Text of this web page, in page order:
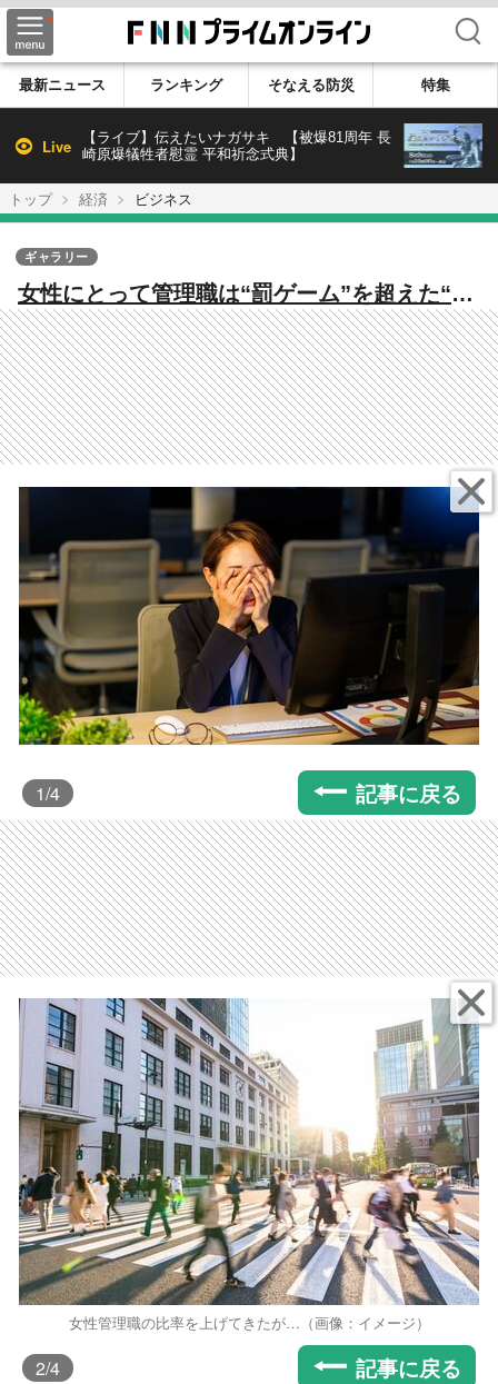
検索
最新ニュース ランキング そなえる防災 特集
Live
【ライブ】伝えたいナガサキ 【被爆81周年 長
崎原爆犠牲者慰霊 平和祈念式典】
トップ 経済 ビジネス
女性にとって管理職は“罰ゲーム”を超えた“無
理ゲー”。管理職を「覚悟」する男性のなり手
も減ってきたら女性にそれを求めるのか
ギャラリー
1/4 記事に戻る
女性管理職の比率を上げてきたが…（画像：イメージ）
2/4 記事に戻る